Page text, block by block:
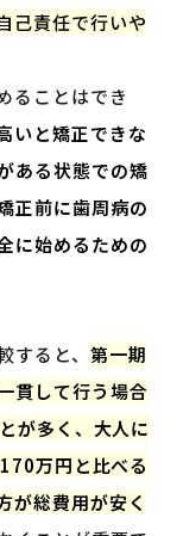
己責任で行いや
ることはでき
いと矯正できな
ある状態での矯
正前に歯周病の
に始めるための
ると、 第一期
貫して行う場合
が多く、大人に
万円と比べる
が総費用が安く